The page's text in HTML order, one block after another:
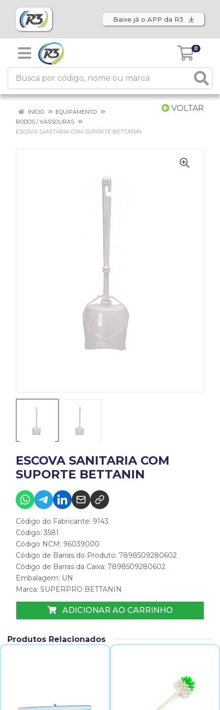
Baixe já o APP da R3
0
VOLTAR
INÍCIO
EQUIPAMENTO
RODOS / VASSOURAS
ESCOVA SANITARIA COM SUPORTE BETTANIN
ESCOVA SANITARIA COM
SUPORTE BETTANIN
Código do Fabricante: 9143
Código: 3581
Código NCM: 96039000
Código de Barras do Produto: 7898509280602
Código de Barras da Caixa: 7898509280602
Embalagem: UN
Marca: SUPERPRO BETTANIN
ADICIONAR AO CARRINHO
Produtos Relacionados